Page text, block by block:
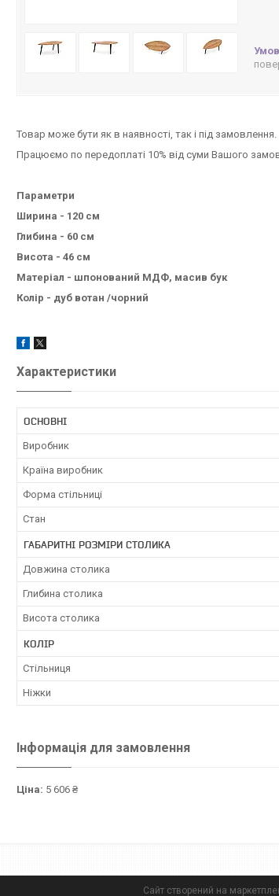
Товар може бути як в наявності, так і під
Працюємо по передоплаті 10% від суми Вашого
Параметри
Ширина - 120 см
Глибина - 60 см
Висота - 46 см
Матеріал - шпонований МДФ, масив бук
Колір - дуб вотан /чорний
Характеристики
ОСНОВНІ
Виробник
Країна виробник
Форма стільниці
Стан
ГАБАРИТНІ РОЗМІРИ СТОЛИКА
Довжина столика
Глибина столика
Висота столика
КОЛІР
Стільниця
Ніжки
Інформація для замовлення
Ціна: 5 606 ₴
Сайт створений на